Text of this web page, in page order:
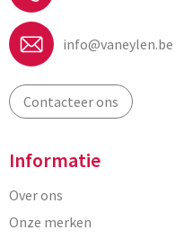
info@vaneylen.be
Contacteer ons
Informatie
Over ons
Onze merken